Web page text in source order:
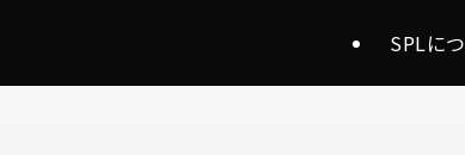
SPLに